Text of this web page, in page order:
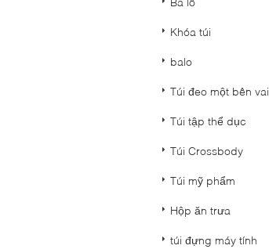
Khóa túi
balo
Túi đeo một bên vai
Túi tập thể dục
Túi Crossbody
Túi mỹ phẩm
Hộp ăn trưa
túi đựng máy tính